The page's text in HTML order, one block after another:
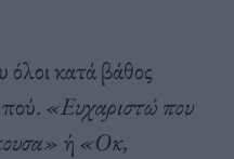
κατά βάθος
«Ευχαριστώ που
ή «Οκ,